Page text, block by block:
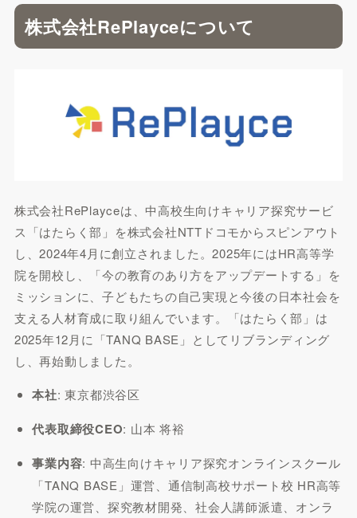
株式会社RePlayceについて
株式会社RePlayceは、中高校生向けキャリア探究サービ
ス「はたらく部」を株式会社NTTドコモからスピンアウト
し、2024年4月に創立されました。2025年にはHR高等学
院を開校し、「今の教育のあり方をアップデートする」を
ミッションに、子どもたちの自己実現と今後の日本社会を
支える人材育成に取り組んでいます。「はたらく部」は
2025年12月に「TANQ BASE」としてリブランディング
し、再始動しました。
本社: 東京都渋谷区
代表取締役CEO: 山本 将裕
事業内容: 中高生向けキャリア探究オンラインスクール
「TANQ BASE」運営、通信制高校サポート校 HR高等
学院の運営、探究教材開発、社会人講師派遣、オンラ